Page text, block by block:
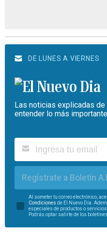
DE LUNES A VIERNES
Las noticias explicadas
entender lo más
Regístrate a Boletín
Al someter tu correo electrónico,
Condiciones de El Nuevo Día.
especiales de productos o
Podrás optar salirte de los